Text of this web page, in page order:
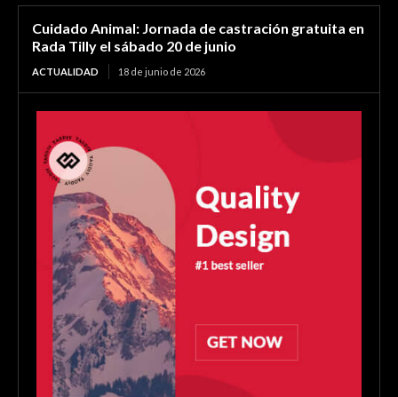
Cuidado Animal: Jornada de castración gratuita en
Rada Tilly el sábado 20 de junio
ACTUALIDAD 18 de junio de 2026